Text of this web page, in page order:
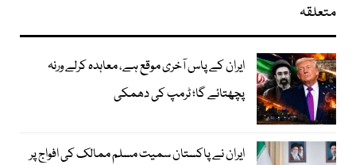
متعلقہ
ایران کے پاس آخری موقع ہے، معاہدہ کرلے ورنہ
پچھتائے گا؛ ٹرمپ کی دھمکی
ایران نے پاکستان سمیت مسلم ممالک کی افواج پر